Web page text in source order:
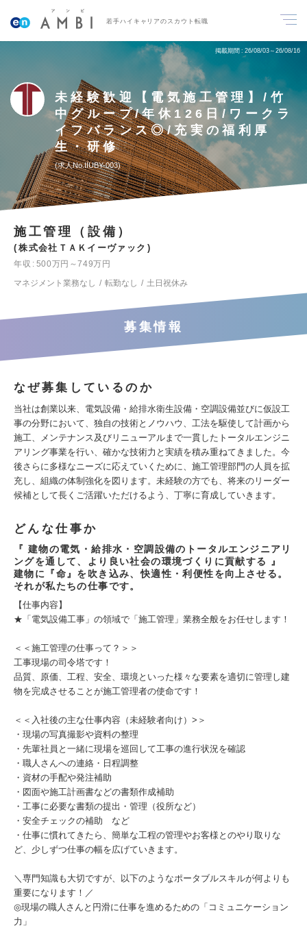
若手ハイキャリアのスカウト転職
掲載期間 26/08/03～26/08/16
未経験歓迎【電気施工管理】/竹
中グループ/年休126日/ワークラ
イフバランス◎/充実の福利厚
生・研修
求人No.IIUBY-003
施工管理（設備）
株式会社ＴＡＫイーヴァック
年収
500万円～749万円
マネジメント業務なし
転勤なし 土日祝休み
募集情報
なぜ募集しているのか
当社は創業以来、電気設備・給排水衛生設備・空調設備並びに仮設工
事の分野において、独自の技術とノウハウ、工法を駆使して計画から
施工、メンテナンス及びリニューアルまで一貫したトータルエンジニ
アリング事業を行い、確かな技術力と実績を積み重ねてきました。今
後さらに多様なニーズに応えていくために、施工管理部門の人員を拡
充し、組織の体制強化を図ります。未経験の方でも、将来のリーダー
候補として長くご活躍いただけるよう、丁寧に育成していきます。
どんな仕事か
『 建物の電気・給排水・空調設備のトータルエンジニアリ
ングを通して、より良い社会の環境づくりに貢献する 』
建物に『命』を吹き込み、快適性・利便性を向上させる。
それが私たちの仕事です。
【仕事内容】
★「電気設備工事」の領域で「施工管理」業務全般をお任せします！
＜＜施工管理の仕事って？＞＞
工事現場の司令塔です！
品質、原価、工程、安全、環境といった様々な要素を適切に管理し建
物を完成させることが施工管理者の使命です！
＜＜入社後の主な仕事内容（未経験者向け）>＞
・現場の写真撮影や資料の整理
・先輩社員と一緒に現場を巡回して工事の進行状況を確認
・職人さんへの連絡・日程調整
・資材の手配や発注補助
・図面や施工計画書などの書類作成補助
・工事に必要な書類の提出・管理（役所など）
・安全チェックの補助 など
・仕事に慣れてきたら、簡単な工程の管理やお客様とのやり取りな
ど、少しずつ仕事の幅を広げていきます。
＼専門知識も大切ですが、以下のようなポータブルスキルが何よりも
重要になります！／
◎現場の職人さんと円滑に仕事を進めるための「コミュニケーション
力」